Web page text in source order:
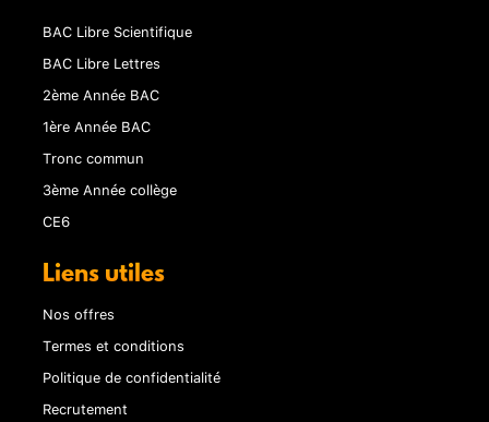
BAC Libre Scientifique
BAC Libre Lettres
2ème Année BAC
1ère Année BAC
Tronc commun
3ème Année collège
CE6
Liens utiles
Nos offres
Termes et conditions
Politique de confidentialité
Recrutement